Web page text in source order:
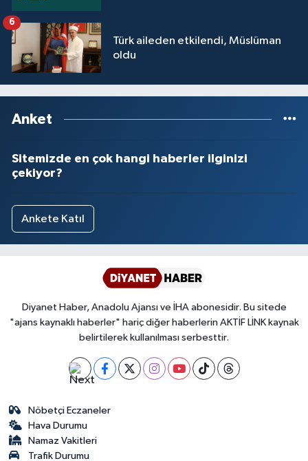
Türk aileden etkilendi, Müslüman
oldu
6
Anket
Sitemizde en çok hangi haberler ilginizi
çekiyor?
Ankete Katıl
Diyanet Haber, Anadolu Ajansı ve İHA abonesidir. Bu sitede
"ajans kaynaklı haberler" hariç diğer haberlerin AKTİF LİNK kaynak
belirtilerek kullanılması serbesttir.
Nöbetçi Eczaneler
Hava Durumu
Namaz Vakitleri
Trafik Durumu